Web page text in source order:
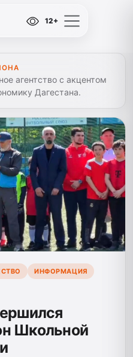
12+
агентство с акцентом
Дагестана.
ИНФОРМАЦИЯ
Школьной